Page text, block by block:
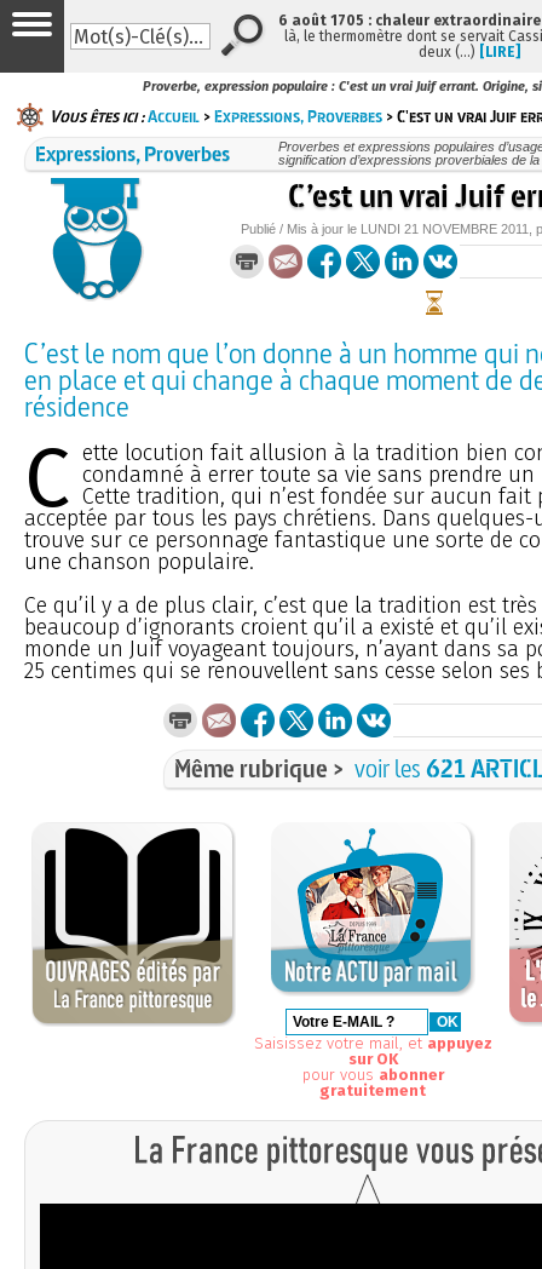
Proverbe, expression populaire : C'est un vrai Juif errant. Origine,
Vous êtes ici :Accueil >Expressions, Proverbes > C'est un vrai Juif
Expressions, Proverbes
Proverbes et expressions populaires
signification d’expressions proverbiales de
C’est un vrai Juif
Publié / Mis à jour le LUNDI 21 NOVEMBRE 2011 ,
C’est le nom que l’on donne à un homme qui
en place et qui change à chaque moment de
résidence
C ette locution fait allusion à la tradition bien
condamné à errer toute sa vie sans prendre
Cette tradition, qui n’est fondée sur aucun fait
acceptée par tous les pays chrétiens. Dans
trouve sur ce personnage fantastique une sorte de
une chanson populaire.
Ce qu’il y a de plus clair, c’est que la tradition est
beaucoup d’ignorants croient qu’il a existé et qu’il
monde un Juif voyageant toujours, n’ayant dans sa
25 centimes qui se renouvellent sans cesse selon ses
Même rubrique > voir les621
Saisissez votre mail, et appuyez
sur OK
pour vous abonner
gratuitement
6 août 1705 : chaleur
là, le thermomètre dont se servait
deux (…) [LIRE]